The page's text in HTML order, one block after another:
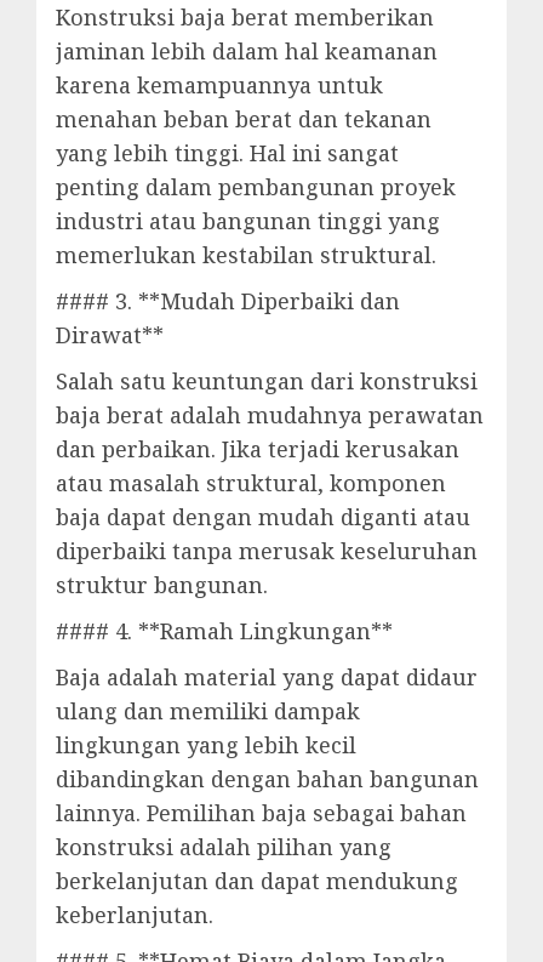
Konstruksi baja berat memberikan
jaminan lebih dalam hal keamanan
karena kemampuannya untuk
menahan beban berat dan tekanan
yang lebih tinggi. Hal ini sangat
penting dalam pembangunan proyek
industri atau bangunan tinggi yang
memerlukan kestabilan struktural.
#### 3. **Mudah Diperbaiki dan
Dirawat**
Salah satu keuntungan dari konstruksi
baja berat adalah mudahnya perawatan
dan perbaikan. Jika terjadi kerusakan
atau masalah struktural, komponen
baja dapat dengan mudah diganti atau
diperbaiki tanpa merusak keseluruhan
struktur bangunan.
#### 4. **Ramah Lingkungan**
Baja adalah material yang dapat didaur
ulang dan memiliki dampak
lingkungan yang lebih kecil
dibandingkan dengan bahan bangunan
lainnya. Pemilihan baja sebagai bahan
konstruksi adalah pilihan yang
berkelanjutan dan dapat mendukung
keberlanjutan.